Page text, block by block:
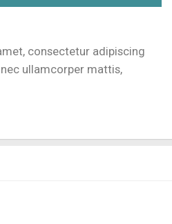
consectetur adipiscing
ullamcorper mattis,